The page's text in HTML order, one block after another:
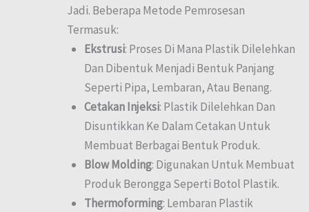
Jadi. Beberapa Metode Pemrosesan
Termasuk:
Ekstrusi: Proses Di Mana Plastik Dilelehkan
Dan Dibentuk Menjadi Bentuk Panjang
Seperti Pipa, Lembaran, Atau Benang.
Cetakan Injeksi: Plastik Dilelehkan Dan
Disuntikkan Ke Dalam Cetakan Untuk
Membuat Berbagai Bentuk Produk.
Blow Molding: Digunakan Untuk Membuat
Produk Berongga Seperti Botol Plastik.
Thermoforming: Lembaran Plastik